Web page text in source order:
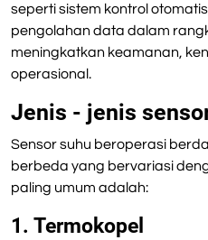
seperti sistem kontrol
pengolahan data dalam
meningkatkan keamanan,
operasional.
Jenis - jenis
Sensor suhu beroperasi
berbeda yang bervariasi
paling umum adalah:
1. Termokopel